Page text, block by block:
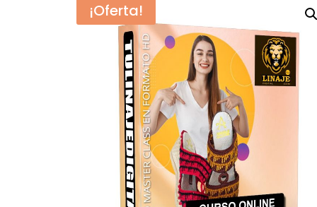
¡Oferta!
WORDPRESS DISEÑO WEB
ELEMENTOR
$2.99